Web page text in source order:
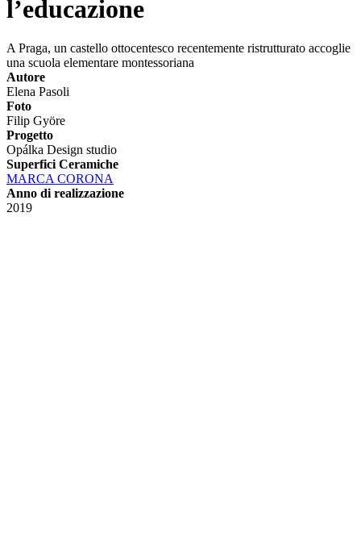
l’educazione
A Praga, un castello ottocentesco recentemente ristrutturato accoglie
una scuola elementare montessoriana
Autore
Elena Pasoli
Foto
Filip Györe
Progetto
Opálka Design studio
Superfici Ceramiche
MARCA CORONA
Anno di realizzazione
2019